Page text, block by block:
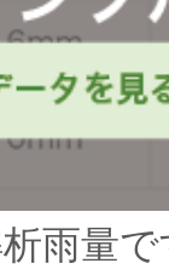
雨量で